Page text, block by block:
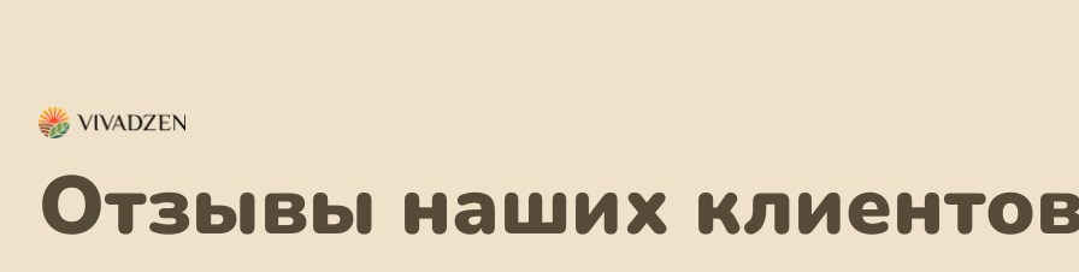
Отзывы наших